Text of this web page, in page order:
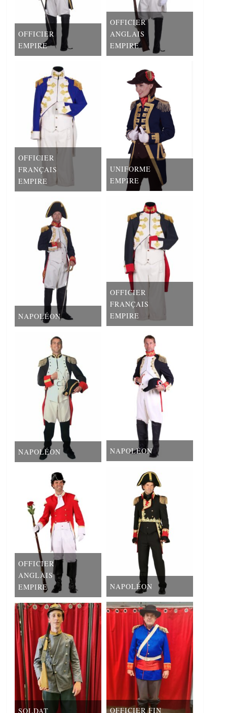
OFFICIER
ANGLAIS
EMPIRE
OFFICIER
EMPIRE
UNIFORME
EMPIRE
OFFICIER
FRANÇAIS
EMPIRE
OFFICIER
FRANÇAIS
EMPIRE
NAPOLÉON
NAPOLÉON
NAPOLÉON
NAPOLÉON
OFFICIER
ANGLAIS
EMPIRE
OFFICIER FIN
SOLDAT